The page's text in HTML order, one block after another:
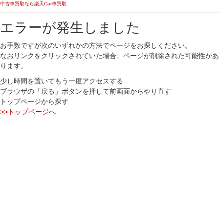
中古車買取なら楽天Car車買取
エラーが発生しました
お手数ですが次のいずれかの方法でページをお探しください。
なおリンクをクリックされていた場合、ページが削除された可能性があ
ります。
少し時間を置いてもう一度アクセスする
ブラウザの「戻る」ボタンを押して前画面からやり直す
トップページから探す
>>トップページへ